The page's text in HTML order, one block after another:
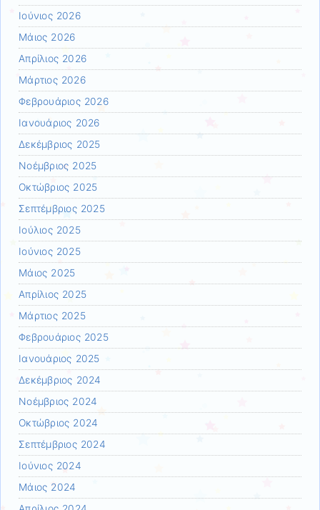
Ιούνιος 2026
Μάιος 2026
Απρίλιος 2026
Μάρτιος 2026
Φεβρουάριος 2026
Ιανουάριος 2026
Δεκέμβριος 2025
Νοέμβριος 2025
Οκτώβριος 2025
Σεπτέμβριος 2025
Ιούλιος 2025
Ιούνιος 2025
Μάιος 2025
Απρίλιος 2025
Μάρτιος 2025
Φεβρουάριος 2025
Ιανουάριος 2025
Δεκέμβριος 2024
Νοέμβριος 2024
Οκτώβριος 2024
Σεπτέμβριος 2024
Ιούνιος 2024
Μάιος 2024